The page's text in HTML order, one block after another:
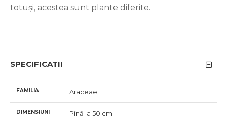
totuși, acestea sunt plante diferite.
SPECIFICATII
FAMILIA Araceae
DIMENSIUNI Pînă la 50 cm